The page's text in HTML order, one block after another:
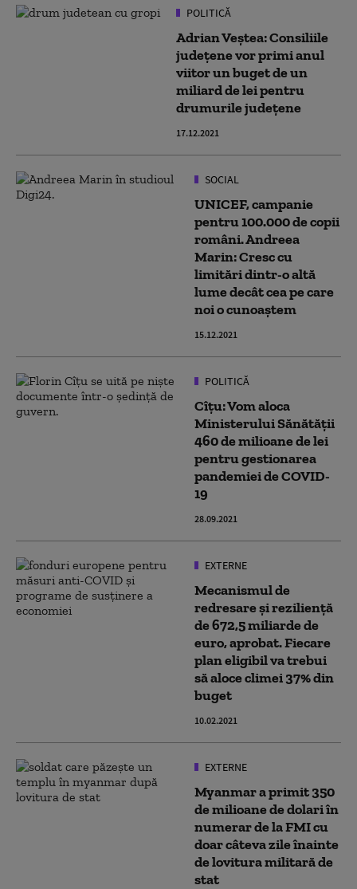
POLITICĂ
Adrian Veştea: Consiliile
judeţene vor primi anul
viitor un buget de un
miliard de lei pentru
drumurile judeţene
17.12.2021
SOCIAL
UNICEF, campanie
pentru 100.000 de copii
români. Andreea
Marin: Cresc cu
limitări dintr-o altă
lume decât cea pe care
noi o cunoaștem
15.12.2021
POLITICĂ
Cîţu: Vom aloca
Ministerului Sănătăţii
460 de milioane de lei
pentru gestionarea
pandemiei de COVID-
19
28.09.2021
EXTERNE
Mecanismul de
redresare și reziliență
de 672,5 miliarde de
euro, aprobat. Fiecare
plan eligibil va trebui
să aloce climei 37% din
buget
10.02.2021
EXTERNE
Myanmar a primit 350
de milioane de dolari în
numerar de la FMI cu
doar câteva zile înainte
de lovitura militară de
stat